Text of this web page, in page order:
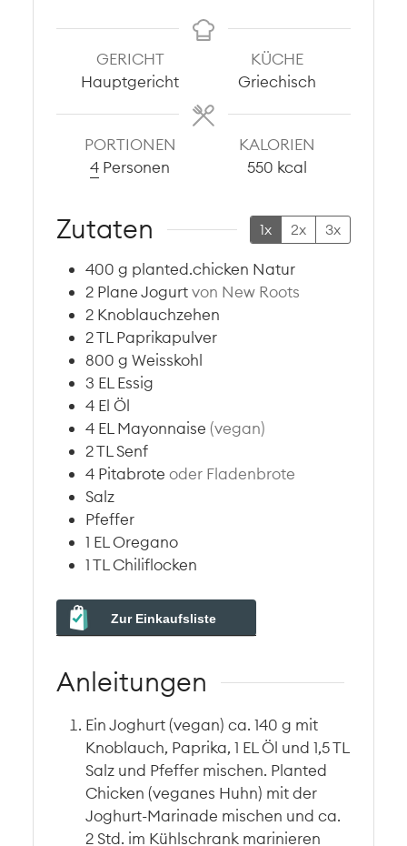
GERICHT
Hauptgericht
KÜCHE
Griechisch
PORTIONEN
4 Personen
KALORIEN
550 kcal
Zutaten 1x 2x 3x
400 g planted.chicken Natur
2 Plane Jogurtvon New Roots
2 Knoblauchzehen
2TL Paprikapulver
800 g Weisskohl
3 EL Essig
4 El Öl
4 EL Mayonnaise (vegan)
2TL Senf
4 Pitabrote oder Fladenbrote
Salz
Pfeffer
1 ELOregano
1TLChiliflocken
Zur Einkaufsliste
Anleitungen
Ein Joghurt (vegan) ca. 140 g mit
Knoblauch, Paprika, 1 EL Öl und 1,5 TL
Salz und Pfeffer mischen. Planted
Chicken (veganes Huhn) mit der
Joghurt-Marinade mischen und ca.
2 Std. im Kühlschrank marinieren